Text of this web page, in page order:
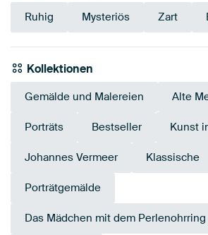
Ruhig Mysteriös Zart
Kollektionen
Gemälde und Malereien Alte
Porträts Bestseller Kunst
Johannes Vermeer Klassische
Porträtgemälde
Das Mädchen mit dem Perlenohrring